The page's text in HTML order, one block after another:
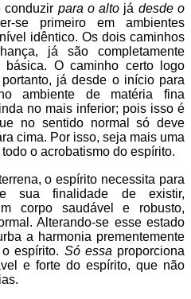
conduzir para o alto já desde o
se primeiro em ambientes
idêntico. Os dois caminhos
já são completamente
O caminho certo logo
já desde o início para
ambiente de matéria fina
no mais inferior; pois isso é
no sentido normal só deve
cima. Por isso, seja mais uma
o acrobatismo do espírito.
o espírito necessita para
sua finalidade de existir,
corpo saudável e robusto,
Alterando-se esse estado
a harmonia prementemente
espírito. Só essa proporciona
e forte do espírito, que não